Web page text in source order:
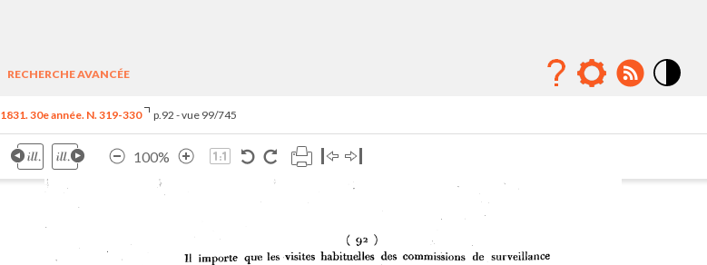
RECHERCHE AVANCÉE
1831. 30e année. N. 319-330 p.92 - vue 99/745
100%